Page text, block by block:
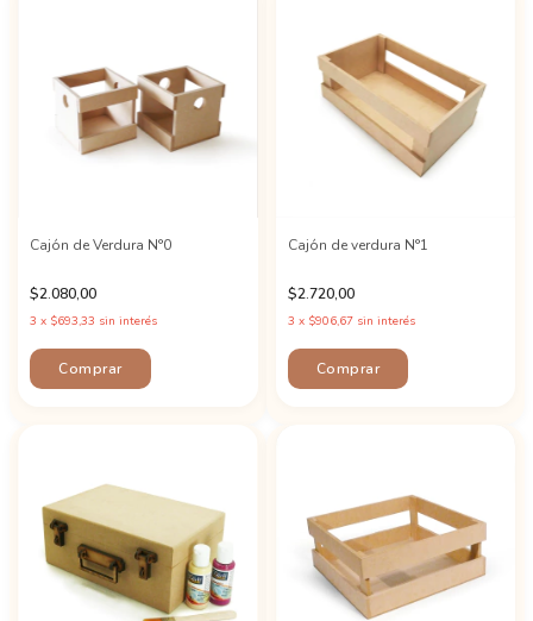
Cajón de Verdura N°0
$2.080,00
3 x $693,33 sin interés
Cajón de verdura N°1
$2.720,00
3 x $906,67 sin interés